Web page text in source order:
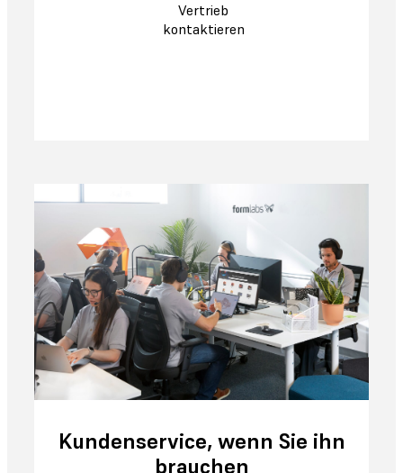
Vertrieb
kontaktieren
Kundenservice, wenn Sie ihn
brauchen